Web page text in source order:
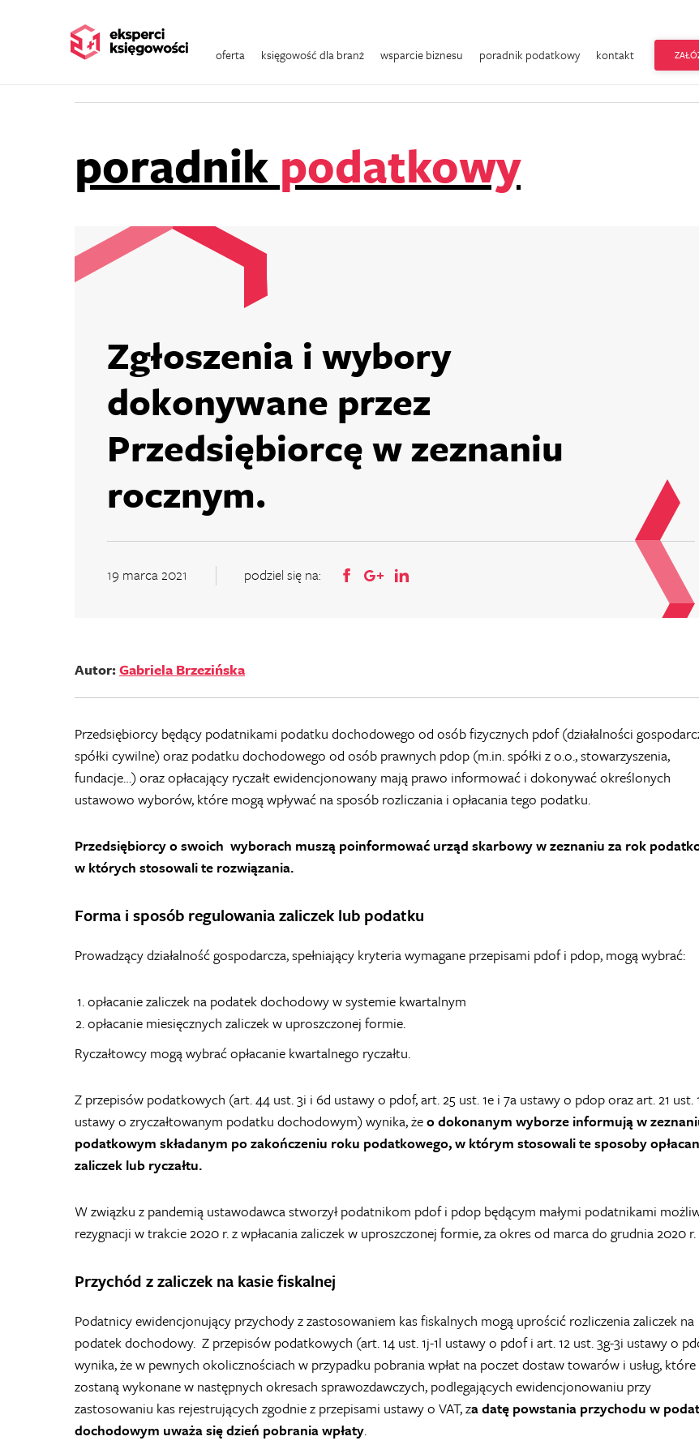
oferta księgowość dla branż wsparcie biznesu poradnik podatkowy kontakt
Wszystkie kategorie Zakładam firmę
Podatki w e-commerce
Podatki Finanse firmy Akademia przedsiębiorczości
poradnik podatkowy
Zgłoszenia i wybory
dokonywane przez
Przedsiębiorcę w zeznaniu
rocznym.
19 marca 2021 podziel się na:
Autor:Gabriela Brzezińska
Przedsiębiorcy będący podatnikami podatku dochodowego od osób fizycznych pdof (działalności
spółki cywilne) oraz podatku dochodowego od osób prawnych pdop (m.in. spółki z o.o., stowarzyszenia,
fundacje…) oraz opłacający ryczałt ewidencjonowany mają prawo informować i dokonywać określonych
ustawowo wyborów, które mogą wpływać na sposób rozliczania i opłacania tego podatku.
Przedsiębiorcy o swoich wyborach muszą poinformować urząd skarbowy w zeznaniu za rok
w których stosowali te rozwiązania.
Forma i sposób regulowania zaliczek lub podatku
Prowadzący działalność gospodarcza, spełniający kryteria wymagane przepisami pdof i pdop, mogą wybrać:
opłacanie zaliczek na podatek dochodowy w systemie kwartalnym
opłacanie miesięcznych zaliczek w uproszczonej formie.
Ryczałtowcy mogą wybrać opłacanie kwartalnego ryczałtu.
Z przepisów podatkowych (art. 44 ust. 3i i 6d ustawy o pdof, art. 25 ust. 1e i 7a ustawy o pdop oraz art. 21 ust.
ustawy o zryczałtowanym podatku dochodowym) wynika, żeo dokonanym wyborze informują w
podatkowym składanym po zakończeniu roku podatkowego, w którym stosowali te sposoby
zaliczek lub ryczałtu.
W związku z pandemią ustawodawca stworzył podatnikom pdof i pdop będącym małymi podatnikami
rezygnacji w trakcie 2020 r. z wpłacania zaliczek w uproszczonej formie, za okres od marca do grudnia 2020 r.
Przychód z zaliczek na kasie fiskalnej
Podatnicy ewidencjonujący przychody z zastosowaniem kas fiskalnych mogą uprościć rozliczenia zaliczek na
podatek dochodowy. Z przepisów podatkowych (art. 14 ust. 1j-1l ustawy o pdof i art. 12 ust. 3g-3i ustawy o
wynika, że w pewnych okolicznościach w przypadku pobrania wpłat na poczet dostaw towarów i usług, które
zostaną wykonane w następnych okresach sprawozdawczych, podlegających ewidencjonowaniu przy
zastosowaniu kas rejestrujących zgodnie z przepisami ustawy o VAT, za datę powstania przychodu w
dochodowym uważa się dzień pobrania wpłaty.